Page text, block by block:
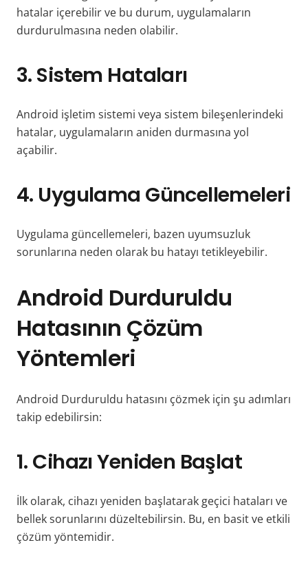
hatalar içerebilir ve bu durum, uygulamaların
durdurulmasına neden olabilir.
3. Sistem Hataları
Android işletim sistemi veya sistem bileşenlerindeki
hatalar, uygulamaların aniden durmasına yol
açabilir.
4. Uygulama Güncellemeleri
Uygulama güncellemeleri, bazen uyumsuzluk
sorunlarına neden olarak bu hatayı tetikleyebilir.
Android Durduruldu
Hatasının Çözüm
Yöntemleri
Android Durduruldu hatasını çözmek için şu adımları
takip edebilirsin:
1. Cihazı Yeniden Başlat
İlk olarak, cihazı yeniden başlatarak geçici hataları ve
bellek sorunlarını düzeltebilirsin. Bu, en basit ve etkili
çözüm yöntemidir.